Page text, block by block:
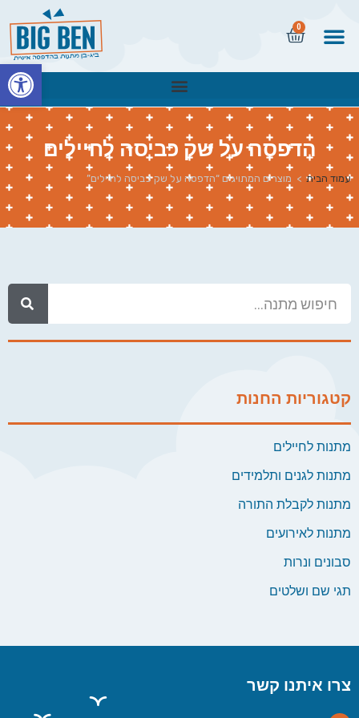
0
הדפסה על שק כביסה לחיילים
עמוד הבית > מוצרים המתויגים “הדפסה על שק כביסה לחיילים”
קטגוריות החנות
מתנות לחיילים
מתנות לגנים ותלמידים
מתנות לקבלת התורה
מתנות לאירועים
סבונים ונרות
תגי שם ושלטים
צרו איתנו קשר